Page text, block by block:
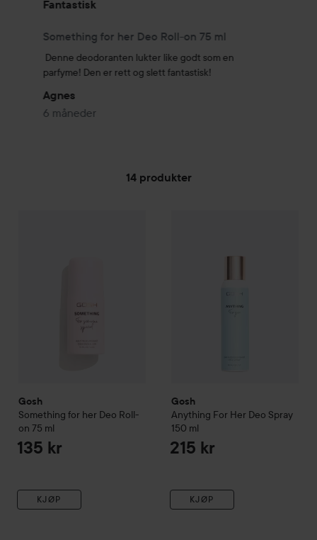
Fantastisk
Something for her Deo Roll-on 75 ml
Denne deodoranten lukter like godt som en
parfyme! Den er rett og slett fantastisk!
Agnes
6 måneder
14 produkter
Gosh
Something for her Deo Roll-
on 75 ml
135 kr
KJØP
Gosh
Anything For Her Deo Spray
150 ml
215 kr
KJØP